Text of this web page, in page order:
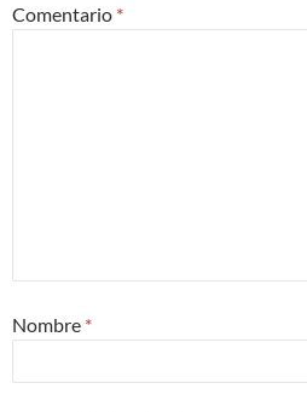
Comentario *
Nombre *